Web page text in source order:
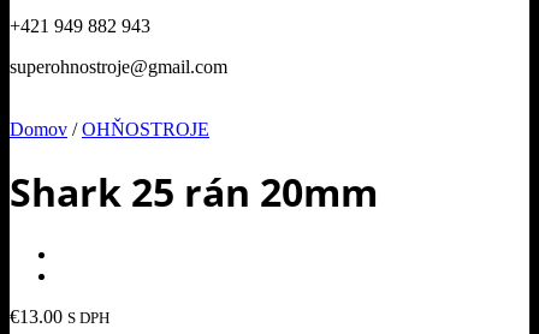
+421 949 882 943
superohnostroje@gmail.com
Domov / OHŇOSTROJE
Shark 25 rán 20mm
€13.00 S DPH